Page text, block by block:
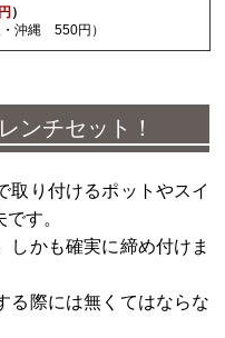
）
沖縄 550円）
ンチセット！
取り付けるポットやスイ
す。
しかも確実に締め付けま
る際には無くてはならな